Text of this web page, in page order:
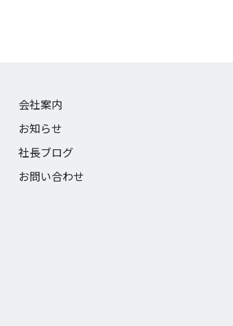
会社案内
お知らせ
社長ブログ
お問い合わせ